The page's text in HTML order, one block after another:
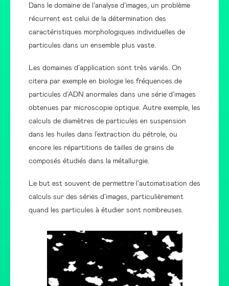
Dans le domaine de l’analyse d’images, un problème
récurrent est celui de la détermination des
caractéristiques morphologiques individuelles de
particules dans un ensemble plus vaste.
Les domaines d’application sont très variés. On
citera par exemple en biologie les fréquences de
particules d’ADN anormales dans une série d’images
obtenues par microscopie optique. Autre exemple, les
calculs de diamètres de particules en suspension
dans les huiles dans l’extraction du pétrole, ou
encore les répartitions de tailles de grains de
composés étudiés dans la métallurgie.
Le but est souvent de permettre l’automatisation des
calculs sur des séries d’images, particulièrement
quand les particules à étudier sont nombreuses.